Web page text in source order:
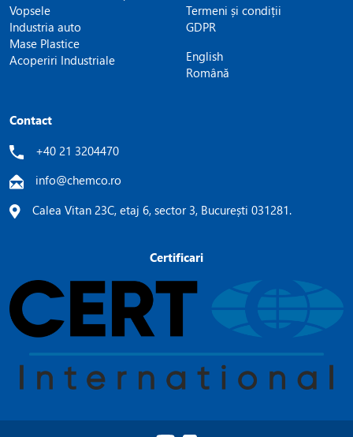
Vopsele
Industria auto
Mase Plastice
Acoperiri Industriale
Termeni și condiții
GDPR
English
Română
Contact
+40 21 3204470
info@chemco.ro
Calea Vitan 23C, etaj 6, sector 3, București 031281.
Certificari